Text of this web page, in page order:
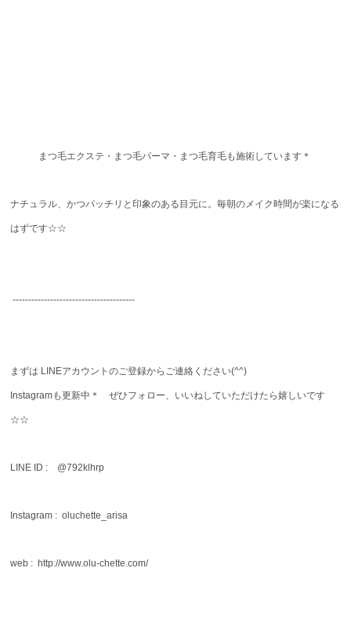
まつ毛エクステ・まつ毛パーマ・まつ毛育毛も施術しています＊
ナチュラル、かつパッチリと印象のある目元に。毎朝のメイク時間が楽になる
はずです☆☆
---------------------------------------
まずは LINEアカウントのご登録からご連絡ください(^^)
Instagramも更新中＊ ぜひフォロー、いいねしていただけたら嬉しいです
☆☆
LINE ID : @792klhrp
Instagram : oluchette_arisa
web : http://www.olu-chette.com/